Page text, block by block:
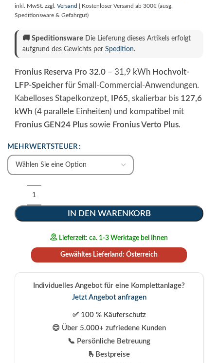
inkl. MwSt. zzgl. Versand
| Kostenloser Versand ab 300€ (ausg.
Speditionsware & Gefahrgut)
🚚 Speditionsware Die Lieferung dieses Artikels erfolgt
aufgrund des Gewichts per Spedition.
Fronius Reserva Pro 32.0 – 31,9 kWh Hochvolt-
LFP-Speicher für Small-Commercial-Anwendungen.
Kabelloses Stapelkonzept,
IP65, skalierbar bis 127,6
kWh (4 parallele Einheiten) und kompatibel mit
Fronius GEN24 Plus sowie Fronius Verto Plus.
MEHRWERTSTEUER
IN DEN WARENKORB
Lieferzeit: ca. 1-3 Werktage bei Ihnen
Gewähltes Lieferland: Österreich
Individuelles Angebot für eine Komplettanlage?
Jetzt Angebot anfragen
✅ 100 % Käuferschutz
😊 Über 5.000+ zufriedene Kunden
📞 Persönliche Betreuung
🫰Bestpreise